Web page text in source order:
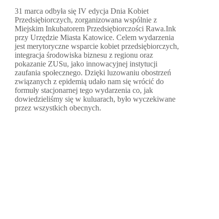
31 marca odbyła się IV edycja Dnia Kobiet
Przedsiębiorczych, zorganizowana wspólnie z
Miejskim Inkubatorem Przedsiębiorczości Rawa.Ink
przy Urzędzie Miasta Katowice. Celem wydarzenia
jest merytoryczne wsparcie kobiet przedsiębiorczych,
integracja środowiska biznesu z regionu oraz
pokazanie ZUSu, jako innowacyjnej instytucji
zaufania społecznego. Dzięki luzowaniu obostrzeń
związanych z epidemią udało nam się wrócić do
formuły stacjonarnej tego wydarzenia co, jak
dowiedzieliśmy się w kuluarach, było wyczekiwane
przez wszystkich obecnych.